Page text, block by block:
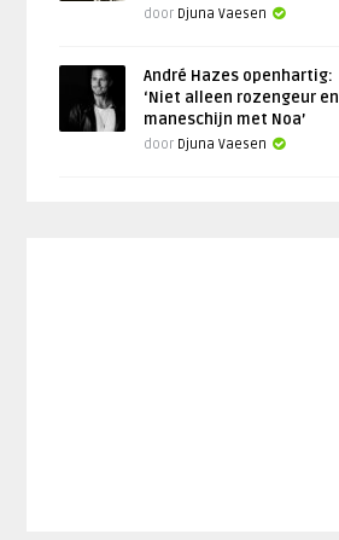
door Djuna Vaesen
André Hazes openhartig:
‘Niet alleen rozengeur en
maneschijn met Noa’
door Djuna Vaesen